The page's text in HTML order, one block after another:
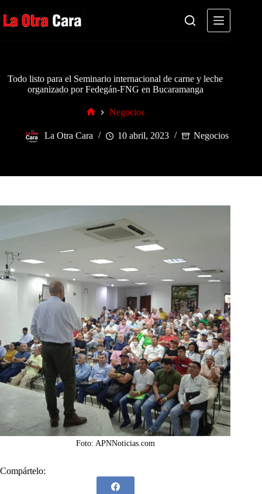
al
contenido
Todo listo para el Seminario internacional de carne y leche
organizado por Fedegán-FNG en Bucaramanga
Negocios
La Otra Cara 10 abril, 2023 Negocios
Foto: APNNoticias.com
Compártelo: